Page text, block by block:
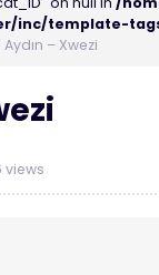
inc/template-
– Xwezi
views